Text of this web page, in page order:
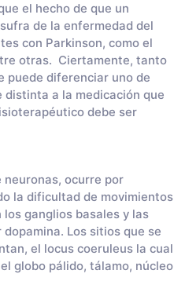
el hecho de que un
de la enfermedad del
con Parkinson, como el
otras. Ciertamente, tanto
puede diferenciar uno de
a la medicación que
debe ser
ocurre por
la dificultad de movimientos
ganglios basales y las
Los sitios que se
el locus coeruleus la cual
globo pálido, tálamo, núcleo